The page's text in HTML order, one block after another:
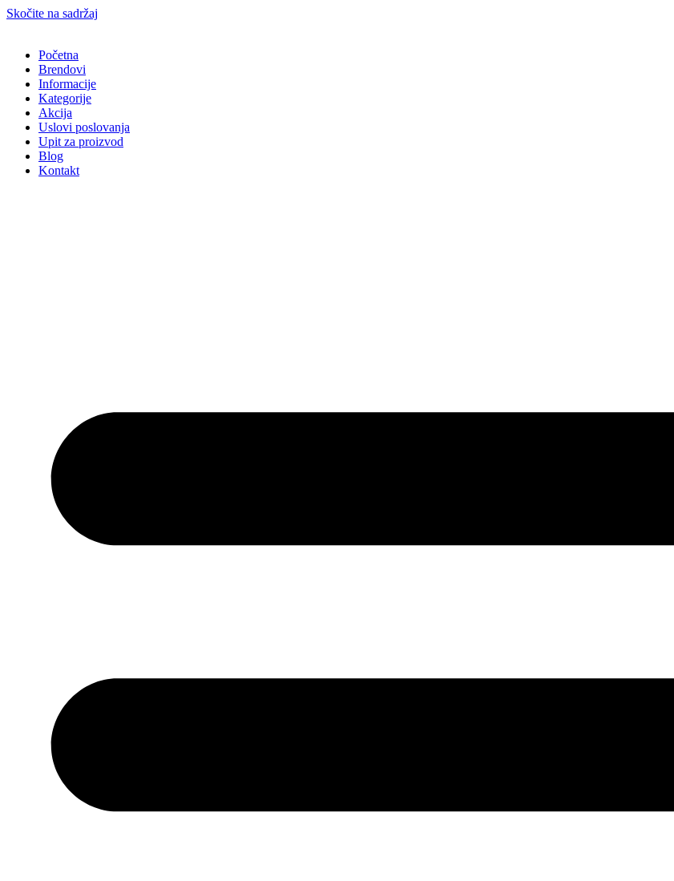
Skočite na sadržaj
Početna
Brendovi
Informacije
Kategorije
Akcija
Uslovi poslovanja
Upit za proizvod
Blog
Kontakt